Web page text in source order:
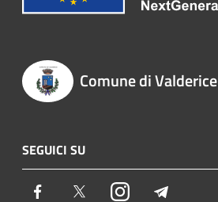
Comune di Valderice
SEGUICI SU
Facebook TwitterInstagram